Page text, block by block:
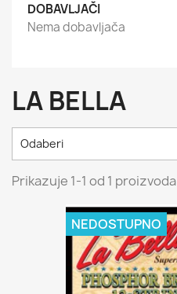
DOBAVLJAČI
Nema dobavljača
LA BELLA
Odaberi
Prikazuje 1-1 od 1 proizvoda
NEDOSTUPNO